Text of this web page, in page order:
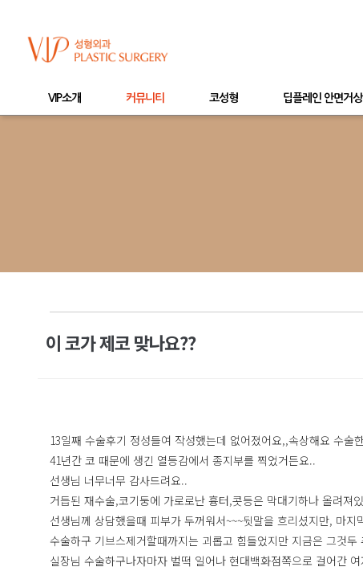
VIP소개 커뮤니티 코성형 딥플레인 안면거상
이 코가 제코 맞나요??
13일째 수술후기 정성들여 작성했는데 없어졌어요,,속상해요 수
41년간 코 때문에 생긴 열등감에서 종지부를 찍었거든요..
선생님 너무너무 감사드려요..
거듭된 재수술,코기둥에 가로로난 흉터,콧등은 막대기하나 올려져
선생님께 상담했을때 피부가 두꺼워서~~~뒷말을 흐리셨지만, 마
수술하구 기브스제거할때까지는 괴롭고 힘들었지만 지금은 그것
실장님 수술하구나자마자 벌떡 일어나 현대백화점쪽으로 걸어간